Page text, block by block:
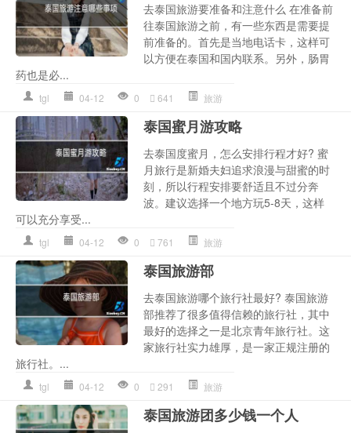
去泰国旅游要准备和注意什么 在准备前
往泰国旅游之前，有一些东西是需要提
前准备的。首先是当地电话卡，这样可
以方便在泰国和国内联系。另外，肠胃
药也是必...
tgl 04-12 0 641 旅游
泰国蜜月游攻略
去泰国度蜜月，怎么安排行程才好? 蜜
月旅行是新婚夫妇追求浪漫与甜蜜的时
刻，所以行程安排要舒适且不过分奔
波。建议选择一个地方玩5-8天，这样
可以充分享受...
tgl 04-12 0 761 旅游
泰国旅游部
去泰国旅游哪个旅行社最好? 泰国旅游
部推荐了很多值得信赖的旅行社，其中
最好的选择之一是北京青年旅行社。这
家旅行社实力雄厚，是一家正规注册的
旅行社。...
tgl 04-12 0 291 旅游
泰国旅游团多少钱一个人